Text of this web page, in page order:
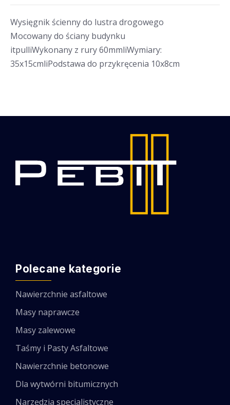
Wysięgnik ścienny do lustra drogowego
Mocowany do ściany budynku
itpulliWykonany z rury 60mmliWymiary:
35x15cmliPodstawa do przykręcenia 10x8cm
Polecane kategorie
Nawierzchnie asfaltowe
Masy naprawcze
Masy zalewowe
Taśmy i Pasty Asfaltowe
Nawierzchnie betonowe
Dla wytwórni bitumicznych
Narzędzia specjalistyczne